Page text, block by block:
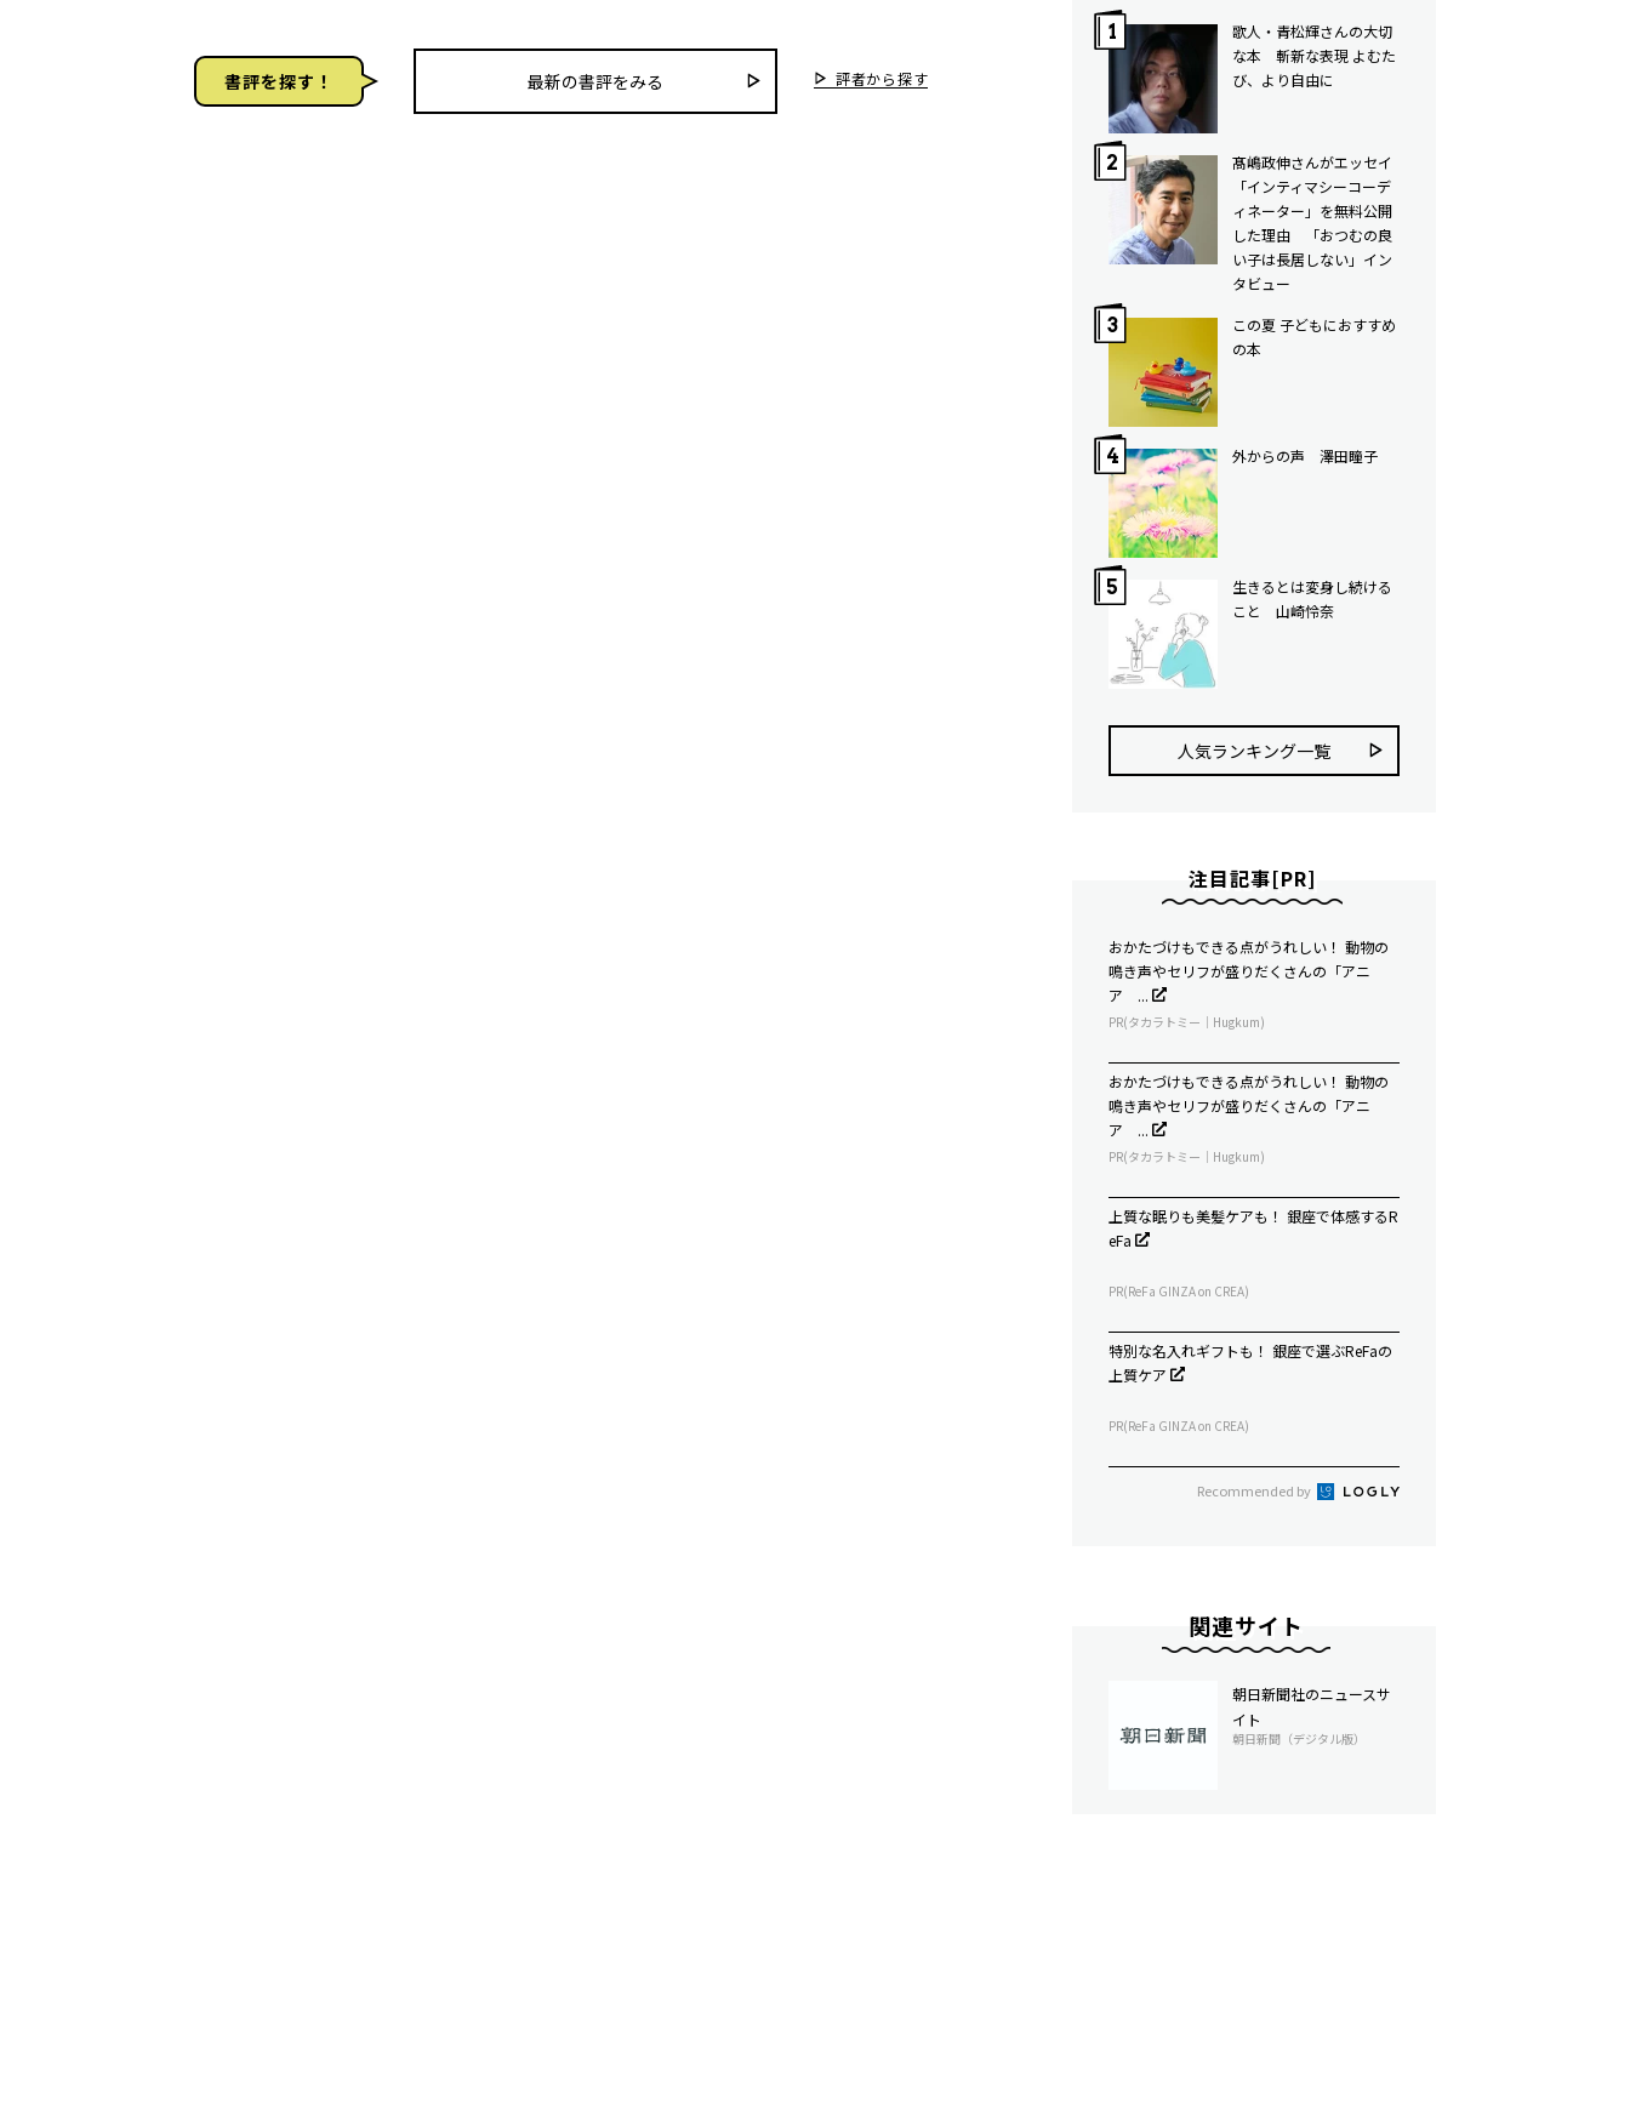
書評を探す！ 最新の書評をみる 評者から探す
歌人・青松輝さんの大切
な本 斬新な表現 よむた
び、より自由に
髙嶋政伸さんがエッセイ
「インティマシーコーデ
ィネーター」を無料公開
した理由 「おつむの良
い子は長居しない」イン
タビュー
この夏 子どもにおすすめ
の本
外からの声 澤田瞳子
生きるとは変身し続ける
こと 山崎怜奈
人気ランキング⼀覧
注目記事[PR]
おかたづけもできる点がうれしい！ 動物の
鳴き声やセリフが盛りだくさんの「アニ
ア ...
PR(タカラトミー｜Hugkum)
おかたづけもできる点がうれしい！ 動物の
鳴き声やセリフが盛りだくさんの「アニ
ア ...
PR(タカラトミー｜Hugkum)
上質な眠りも美髪ケアも！ 銀座で体感するR
eFa
PR(ReFa GINZA on CREA)
特別な名入れギフトも！ 銀座で選ぶReFaの
上質ケア
PR(ReFa GINZA on CREA)
Recommended by
関連サイト
朝日新聞社のニュースサ
イト
朝日新聞（デジタル版）